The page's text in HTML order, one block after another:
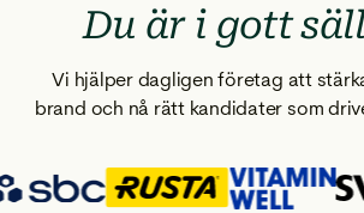
Du är i gott
Vi hjälper dagligen företag att
brand och nå rätt kandidater som